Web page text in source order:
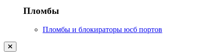
Пломбы
Пломбы и блокираторы юсб портов